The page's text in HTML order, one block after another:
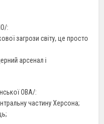
:
загрози світу, це просто
арсенал і
ОВА/:
частину Херсона;